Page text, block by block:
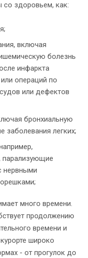
со здоровьем, как:
включая
болезнь
инфаркта
операций по
или дефектов
бронхиальную
заболевания легких;
парализующие
нервными
много времени.
продолжению
времени и
широко
- от прогулок до